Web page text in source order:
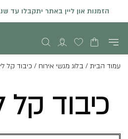
הזמנות און ליין באתר יתקבלו עד
עמוד הבית / בלוג מגשי אירוח / כיבוד קל
כיבוד קל